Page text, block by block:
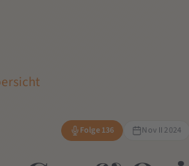
Folge 136 Nov II 2024